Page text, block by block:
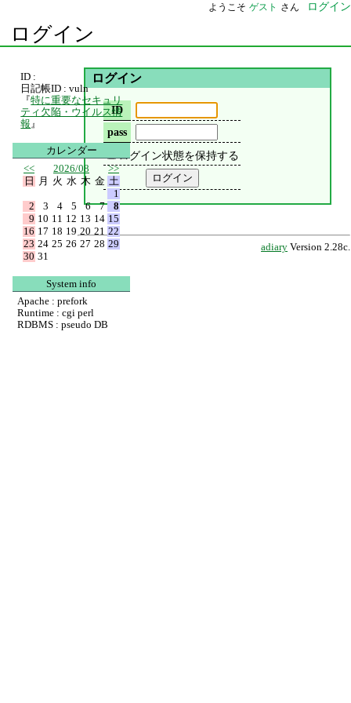
ようこそ ゲスト さん ログイン
ログイン
ログイン
ID
pass
ログイン状態を保持する
adiary Version 2.28c.
ID :
日記帳ID : vuln
『特に重要なセキュリ
ティ欠陥・ウイルス情
報 』
カレンダー
<<
2026/08
>>
日
月 火 水 木 金 土
1
2
3 4 5 6 7
8
9 10 11 12 13 14 15
16 17 18 19 20 21 22
23 24 25 26 27 28 29
30 31
System info
Apache : prefork
Runtime : cgi perl
RDBMS : pseudo DB